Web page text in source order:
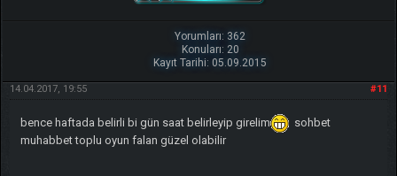
Yorumları: 362
Konuları: 20
Kayıt Tarihi: 05.09.2015
#11
14.04.2017, 19:55
bence haftada belirli bi gün saat belirleyip girelim
sohbet
muhabbet toplu oyun falan güzel olabilir